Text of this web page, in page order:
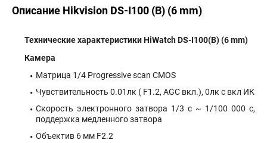
Описание Hikvision DS-I100 (B) (6 mm)
Технические характеристики HiWatch DS-I100(B) (6 mm)
Камера
Матрица 1/4 Progressive scan CMOS
Чувствительность 0.01лк ( F1.2, AGC вкл.), 0лк с вкл ИК
Скорость электронного затвора 1/3 с ~ 1/100 000 с,
поддержка медленного затвора
Объектив 6 мм F2.2